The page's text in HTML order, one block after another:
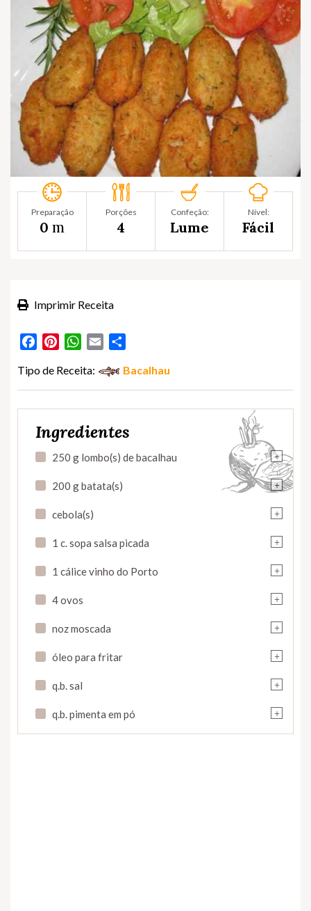
Preparação
0 m
Porções
4
Confeção:
Lume
Nível:
Fácil
Imprimir Receita
FacebookPinterestWhatsApp
Email
Tipo de Receita: Bacalhau
Ingredientes
+
250 g lombo(s) de bacalhau
+
200 g batata(s)
+
cebola(s)
+
1 c. sopa salsa picada
+
1 cálice vinho do Porto
+
4 ovos
+
noz moscada
+
óleo para fritar
+
q.b. sal
+
q.b. pimenta em pó